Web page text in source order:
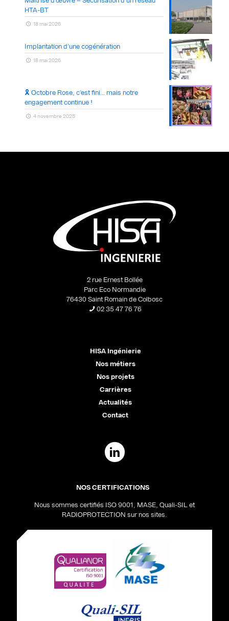
HTA-BT
18 mai 2026
Implantation d’une cogénération
18 mai 2026
🎗 Octobre Rose, c’est fini… mais notre
engagement continue !
4 novembre 2025
2 rue Ernest Bollée
Parc Eco Normandie
76430 Saint Romain de Colbosc
02 35 47 76 76
HISA Ingénierie
Nos métiers
Nos projets
Carrières
Actualités
Contact
NOS CERTIFICATIONS
Nous sommes certifiés ISO 9001, MASE, Quali-SIL et
RADIOPROTECTION sur nos sites.